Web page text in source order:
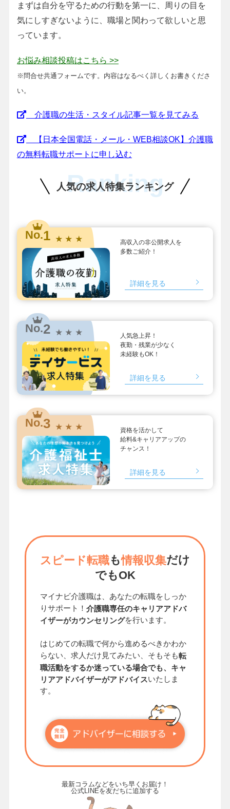
まずは自分を守るための行動を第一に、周りの目を
気にしすぎないように、職場と関わって欲しいと思
っています。
お悩み相談投稿はこちら >>
※問合せ共通フォームです。内容はなるべく詳しくお書きくださ
い。
介護職の生活・スタイル記事一覧を見てみる
【日本全国電話・メール・WEB相談OK】介護職
の無料転職サポートに申し込む
人気の求人特集ランキング
Ranking
No.1 ★ ★ ★
高収入の非公開求人を
多数ご紹介！
詳細を見る
No.2 ★ ★ ★
人気急上昇！
夜勤・残業が少なく
未経験もOK！
詳細を見る
No.3 ★ ★ ★
資格を活かして
給料&キャリアアップの
チャンス！
詳細を見る
スピード転職も情報収集だけ
でもOK
マイナビ介護職は、あなたの転職をしっか
りサポート！ 介護職専任のキャリアアドバ
イザーがカウンセリングを行います。
はじめての転職で何から進めるべきかわか
らない、求人だけ見てみたい、そもそも転
職活動をするか迷っている場合でも、キャ
リアアドバイザーがアドバイスいたしま
す。
最新コラムなどをいち早くお届け！
公式LINEを友だちに追加する